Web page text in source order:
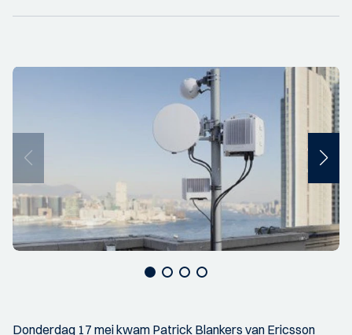
Donderdag 17 mei kwam Patrick Blankers van Ericsson